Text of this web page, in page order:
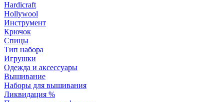
Hardicraft
Hollywool
Инструмент
Крючок
Спицы
Тип набора
Игрушки
Одежда и аксессуары
Вышивание
Наборы для вышивания
Ликвидация %